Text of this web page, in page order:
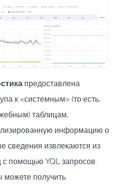
предоставлена
к «системным» (то есть,
таблицам,
информацию о
сведения извлекаются из
с помощью YQL запросов.
можете получить